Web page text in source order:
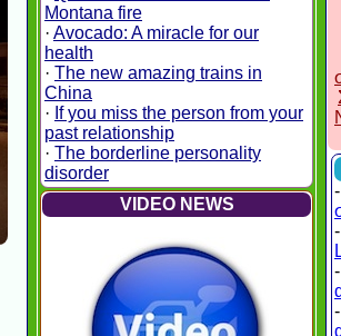
Montana fire
· Avocado: A miracle for our
health
· The new amazing trains in
China
· If you miss the person from your
past relationship
· The borderline personality
disorder
VIDEO NEWS
-
-
-
-